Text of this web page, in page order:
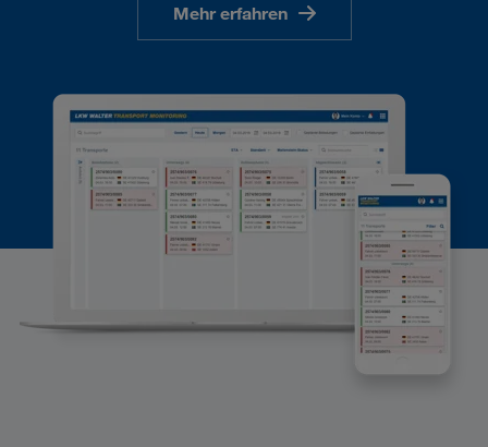
Mehr erfahren